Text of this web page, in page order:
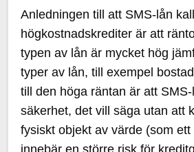
Anledningen till att SMS-lån
högkostnadskrediter är att
typen av lån är mycket hög
typer av lån, till exempel
till den höga räntan är att
säkerhet, det vill säga utan att
fysiskt objekt av värde (som